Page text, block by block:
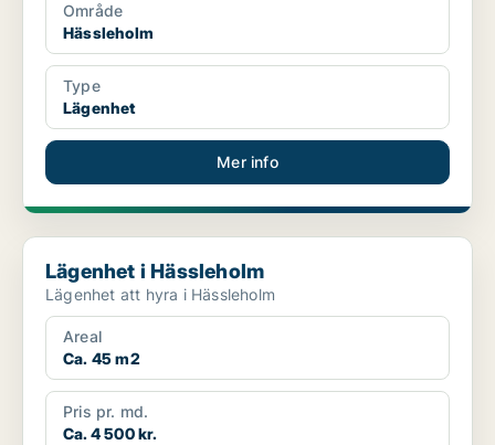
Område
Hässleholm
Type
Lägenhet
Mer info
Lägenhet i Hässleholm
Lägenhet i Hässleholm
Lägenhet att hyra i Hässleholm
Areal
Ca. 45 m2
Pris pr. md.
Ca. 4 500 kr.